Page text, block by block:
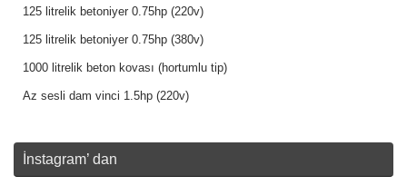
125 litrelik betoniyer 0.75hp (220v)
125 litrelik betoniyer 0.75hp (380v)
1000 litrelik beton kovası (hortumlu tip)
Az sesli dam vinci 1.5hp (220v)
İnstagram’ dan